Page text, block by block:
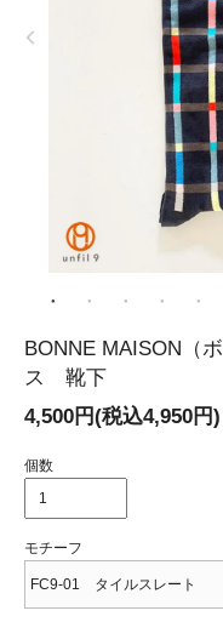
BONNE MAISON（
ス 靴下
4,500円(税込4,950円)
個数
モチーフ